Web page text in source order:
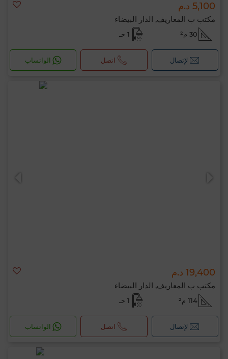
5,100 د.م
مكتب ب المعاريف, الدار البيضاء
30 م² 1 حـ
لإتصال اتصل الواتساب
19,400 د.م
مكتب ب المعاريف, الدار البيضاء
114 م² 1 حـ
لإتصال اتصل الواتساب